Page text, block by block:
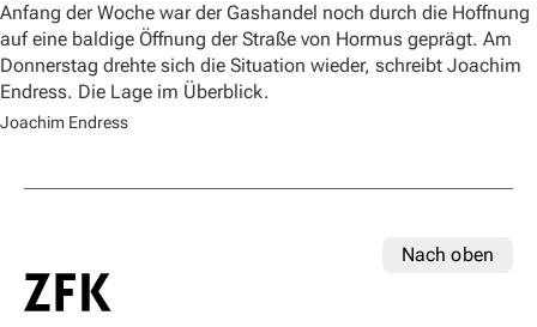
Anfang der Woche war der Gashandel noch durch die Hoffnung
auf eine baldige Öffnung der Straße von Hormus geprägt. Am
Donnerstag drehte sich die Situation wieder, schreibt Joachim
Endress. Die Lage im Überblick.
Joachim Endress
Nach oben